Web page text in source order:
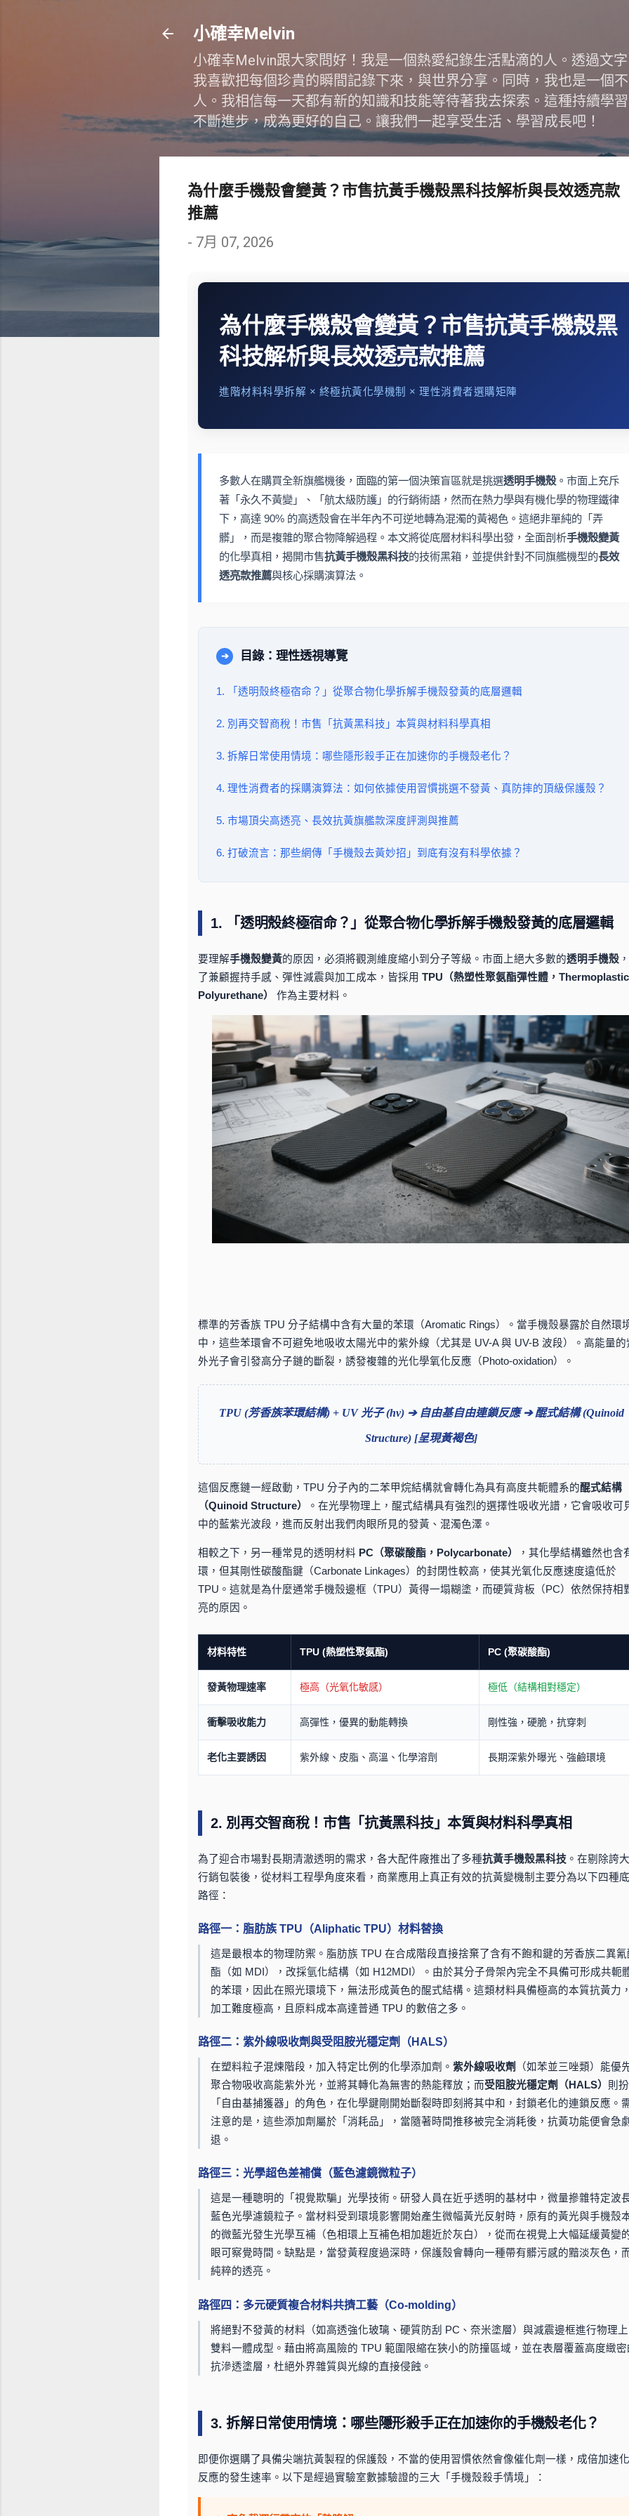
小確幸Melvin
小確幸Melvin跟大家問好！我是一個熱愛紀錄生活點滴的人。透過文
我喜歡把每個珍貴的瞬間記錄下來，與世界分享。同時，我也是一個
人。我相信每一天都有新的知識和技能等待著我去探索。這種持續學
不斷進步，成為更好的自己。讓我們一起享受生活、學習成長吧！
為什麼手機殼會變黃？市售抗黃手機殼黑科技解析與長效透亮款
推薦
- 7月 07, 2026
為什麼手機殼會變黃？市售抗黃手機殼黑
科技解析與長效透亮款推薦
進階材料科學拆解 × 終極抗黃化學機制 × 理性消費者選購矩陣
多數人在購買全新旗艦機後，面臨的第一個決策盲區就是挑選透明手機殼。市面上充斥
著「永久不黃變」、「航太級防護」的行銷術語，然而在熱力學與有機化學的物理鐵律
下，高達 90% 的高透殼會在半年內不可逆地轉為混濁的黃褐色。這絕非單純的「弄
髒」，而是複雜的聚合物降解過程。本文將從底層材料科學出發，全面剖析手機殼變黃
的化學真相，揭開市售抗黃手機殼黑科技的技術黑箱，並提供針對不同旗艦機型的長效
透亮款推薦與核心採購演算法。
➔ 目錄：理性透視導覽
1. 「透明殼終極宿命？」從聚合物化學拆解手機殼發黃的底層邏輯
2. 別再交智商稅！市售「抗黃黑科技」本質與材料科學真相
3. 拆解日常使用情境：哪些隱形殺手正在加速你的手機殼老化？
4. 理性消費者的採購演算法：如何依據使用習慣挑選不發黃、真防摔的頂級保護殼？
5. 市場頂尖高透亮、長效抗黃旗艦款深度評測與推薦
6. 打破流言：那些網傳「手機殼去黃妙招」到底有沒有科學依據？
1. 「透明殼終極宿命？」從聚合物化學拆解手機殼發黃的底層邏輯
要理解手機殼變黃的原因，必須將觀測維度縮小到分子等級。市面上絕大多數的透明手機殼
了兼顧握持手感、彈性減震與加工成本，皆採用 TPU（熱塑性聚氨酯彈性體，Thermoplastic
Polyurethane）
作為主要材料。
標準的芳香族 TPU 分子結構中含有大量的苯環（Aromatic Rings）。當手機殼暴露於自然環
中，這些苯環會不可避免地吸收太陽光中的紫外線（尤其是 UV-A 與 UV-B 波段）。高能量的
外光子會引發高分子鏈的斷裂，誘發複雜的光化學氧化反應（Photo-oxidation）。
TPU (芳香族苯環結構) + UV 光子 (hν) ➔ 自由基自由連鎖反應 ➔ 醌式結構 (Quinoid
Structure) [呈現黃褐色]
這個反應鏈一經啟動，TPU 分子內的二苯甲烷結構就會轉化為具有高度共軛體系的醌式結構
（Quinoid Structure）
。在光學物理上，醌式結構具有強烈的選擇性吸收光譜，它會吸收可
中的藍紫光波段，進而反射出我們肉眼所見的發黃、混濁色澤。
相較之下，另一種常見的透明材料 PC（聚碳酸酯，Polycarbonate）
，其化學結構雖然也含
環，但其剛性碳酸酯鍵（Carbonate Linkages）的封閉性較高，使其光氧化反應速度遠低於
TPU。這就是為什麼通常手機殼邊框（TPU）黃得一塌糊塗，而硬質背板（PC）依然保持相
亮的原因。
材料特性 TPU (熱塑性聚氨酯) PC (聚碳酸酯)
發黃物理速率 極高（光氧化敏感） 極低（結構相對穩定）
衝擊吸收能力 高彈性，優異的動能轉換 剛性強，硬脆，抗穿刺
老化主要誘因 紫外線、皮脂、高溫、化學溶劑 長期深紫外曝光、強鹼環境
2. 別再交智商稅！市售「抗黃黑科技」本質與材料科學真相
為了迎合市場對長期清澈透明的需求，各大配件廠推出了多種抗黃手機殼黑科技 。在剔除誇
行銷包裝後，從材料工程學角度來看，商業應用上真正有效的抗黃變機制主要分為以下四種
路徑：
路徑一：脂肪族 TPU（Aliphatic TPU）材料替換
這是最根本的物理防禦。脂肪族 TPU 在合成階段直接捨棄了含有不飽和鍵的芳香族二異氰
酯（如 MDI），改採氫化結構（如 H12MDI）。由於其分子骨架內完全不具備可形成共軛
的苯環，因此在照光環境下，無法形成黃色的醌式結構。這類材料具備極高的本質抗黃力
加工難度極高，且原料成本高達普通 TPU 的數倍之多。
路徑二：紫外線吸收劑與受阻胺光穩定劑（HALS）
在塑料粒子混煉階段，加入特定比例的化學添加劑。 紫外線吸收劑
（如苯並三唑類）能優
聚合物吸收高能紫外光，並將其轉化為無害的熱能釋放；而受阻胺光穩定劑（HALS） 則
「自由基捕獲器」的角色，在化學鍵剛開始斷裂時即刻將其中和，封鎖老化的連鎖反應。
注意的是，這些添加劑屬於「消耗品」，當隨著時間推移被完全消耗後，抗黃功能便會急
退。
路徑三：光學超色差補償（藍色濾鏡微粒子）
這是一種聰明的「視覺欺騙」光學技術。研發人員在近乎透明的基材中，微量摻雜特定波
藍色光學濾鏡粒子。當材料受到環境影響開始產生微幅黃光反射時，原有的黃光與手機殼
的微藍光發生光學互補（色相環上互補色相加趨近於灰白），從而在視覺上大幅延緩黃變
眼可察覺時間。缺點是，當發黃程度過深時，保護殼會轉向一種帶有髒污感的黯淡灰色，
純粹的透亮。
路徑四：多元硬質複合材料共擠工藝（Co-molding）
將絕對不發黃的材料（如高透強化玻璃、硬質防刮 PC、奈米塗層）與減震邊框進行物理
雙料一體成型。藉由將高風險的 TPU 範圍限縮在狹小的防撞區域，並在表層覆蓋高度緻密
抗滲透塗層，杜絕外界雜質與光線的直接侵蝕。
3. 拆解日常使用情境：哪些隱形殺手正在加速你的手機殼老化？
即便你選購了具備尖端抗黃製程的保護殼，不當的使用習慣依然會像催化劑一樣，成倍加速
反應的發生速率。以下是經過實驗室數據驗證的三大「手機殼殺手情境」：